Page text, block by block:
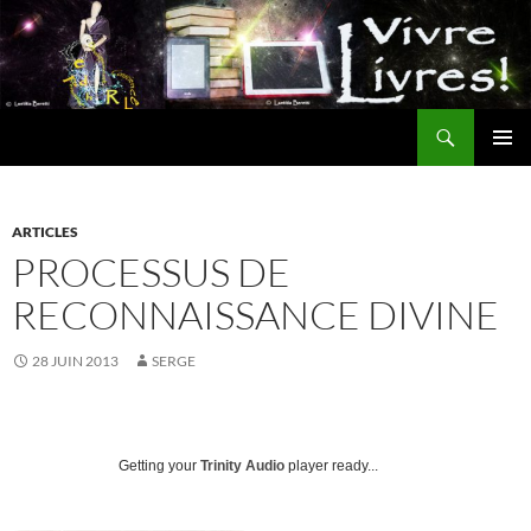
Aller
au
contenu
ARTICLES
PROCESSUS DE
RECONNAISSANCE DIVINE
28 JUIN 2013 SERGE
Getting your Trinity Audio player ready...